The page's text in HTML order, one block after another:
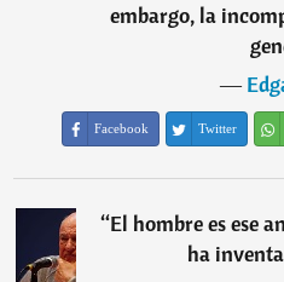
embargo, la
―
Facebook Twitter
“El hombre es ese
ha